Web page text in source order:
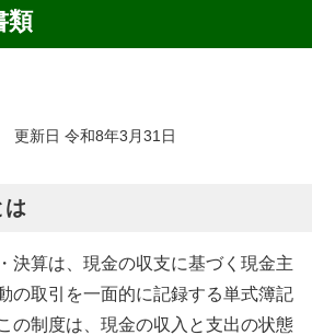
類
更新日 令和8年3月31日
は
決算は、現金の収支に基づく現金主
の取引を一面的に記録する単式簿記
の制度は、現金の収入と支出の状態